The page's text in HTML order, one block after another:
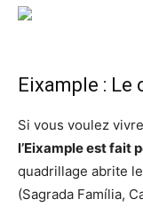
Eixample :
Si vous voulez
l’Eixample est fait
quadrillage abrite
(Sagrada Família,